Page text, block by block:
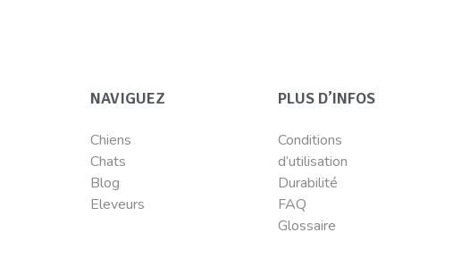
NAVIGUEZ
Chiens
Chats
Blog
Eleveurs
PLUS D’INFOS
Conditions
d’utilisation
Durabilité
FAQ
Glossaire